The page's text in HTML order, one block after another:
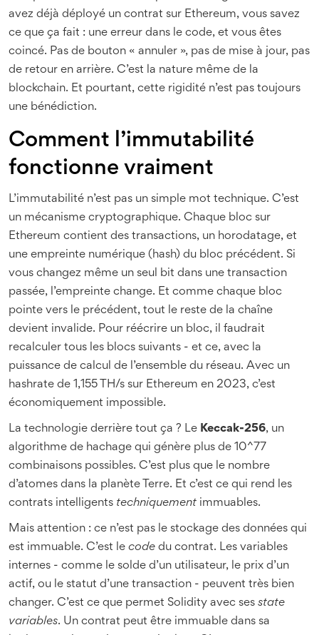
avez déjà déployé un contrat sur Ethereum, vous savez
ce que ça fait : une erreur dans le code, et vous êtes
coincé. Pas de bouton « annuler », pas de mise à jour, pas
de retour en arrière. C’est la nature même de la
blockchain. Et pourtant, cette rigidité n’est pas toujours
une bénédiction.
Comment l’immutabilité
fonctionne vraiment
L’immutabilité n’est pas un simple mot technique. C’est
un mécanisme cryptographique. Chaque bloc sur
Ethereum contient des transactions, un horodatage, et
une empreinte numérique (hash) du bloc précédent. Si
vous changez même un seul bit dans une transaction
passée, l’empreinte change. Et comme chaque bloc
pointe vers le précédent, tout le reste de la chaîne
devient invalide. Pour réécrire un bloc, il faudrait
recalculer tous les blocs suivants - et ce, avec la
puissance de calcul de l’ensemble du réseau. Avec un
hashrate de 1,155 TH/s sur Ethereum en 2023, c’est
économiquement impossible.
La technologie derrière tout ça ? Le Keccak-256, un
algorithme de hachage qui génère plus de 10^77
combinaisons possibles. C’est plus que le nombre
d’atomes dans la planète Terre. Et c’est ce qui rend les
contrats intelligents techniquement immuables.
Mais attention : ce n’est pas le stockage des données qui
est immuable. C’est le code du contrat. Les variables
internes - comme le solde d’un utilisateur, le prix d’un
actif, ou le statut d’une transaction - peuvent très bien
changer. C’est ce que permet Solidity avec ses state
variables. Un contrat peut être immuable dans sa